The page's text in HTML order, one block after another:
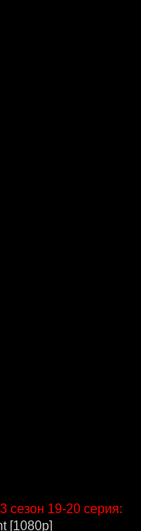
сезон 19-20 серия:
[1080p]